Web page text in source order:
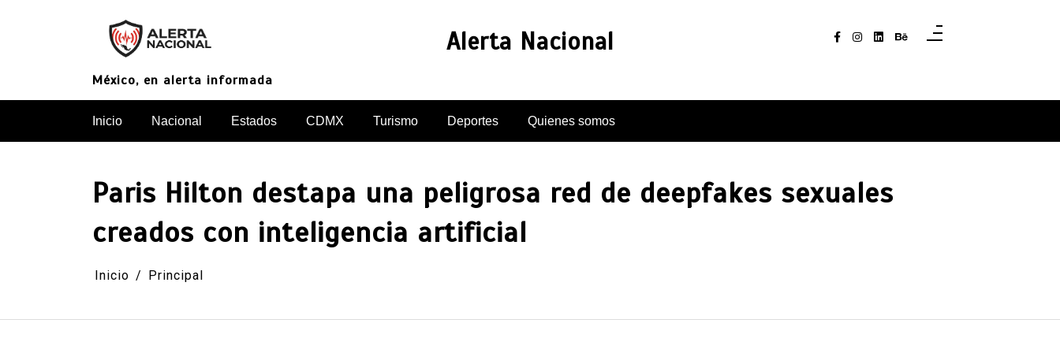
Alerta Nacional
México, en alerta informada
Inicio Nacional Estados CDMX Turismo Deportes Quienes somos
Paris Hilton destapa una peligrosa red de deepfakes sexuales
creados con inteligencia artificial
Inicio Principal